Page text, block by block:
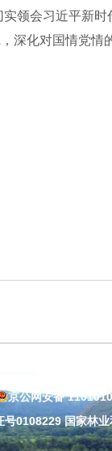
实领会习近平新
深化对国情党情
京公网安备
0108229 国家林